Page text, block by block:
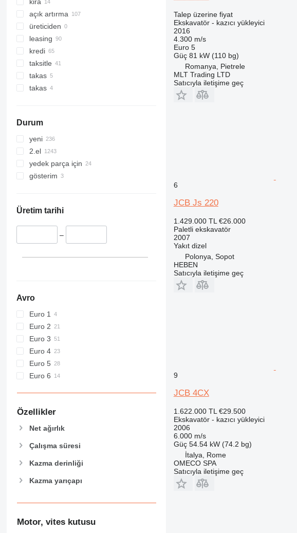
336
340
345
349
350
365
374
395
416
420
422
424
430
444
8025
8026
8030
8035
8045
8050
8052
8060
8065
8080
8085
JS
JS 131
JS 150
JS 175
JS 370
JZ 140
JZ 235
NXT 215LC
kira
açık artırma
üreticiden
leasing
kredi
taksitle
takas
takas
Durum
yeni
2.el
yedek parça için
gösterim
Üretim tarihi
–
Avro
Euro 1
Euro 2
Euro 3
Euro 4
Euro 5
Euro 6
Özellikler
Net ağırlık
Çalışma süresi
Kazma derinliği
Kazma yarıçapı
Motor, vites kutusu
Talep üzerine fiyat
Ekskavatör - kazıcı yükleyici
2016
4.300 m/s
Euro 5
Güç 81 kW (110 bg)
Romanya, Pietrele
MLT Trading LTD
Satıcıyla iletişime geç
6
JCB Js 220
1.429.000 TL €26.000
Paletli ekskavatör
2007
Yakıt dizel
Polonya, Sopot
HEBEN
Satıcıyla iletişime geç
9
JCB 4CX
1.622.000 TL €29.500
Ekskavatör - kazıcı yükleyici
2006
6.000 m/s
Güç 54.54 kW (74.2 bg)
İtalya, Rome
OMECO SPA
Satıcıyla iletişime geç